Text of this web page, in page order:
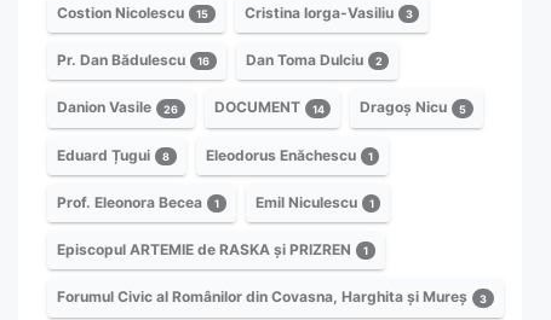
Costion Nicolescu 15 Cristina Iorga-Vasiliu 3
Pr. Dan Bădulescu 16 Dan Toma Dulciu 2
Danion Vasile 26 DOCUMENT 14 Dragoș Nicu 5
Eduard Țugui 8 Eleodorus Enăchescu 1
Prof. Eleonora Becea 1 Emil Niculescu 1
Episcopul ARTEMIE de RASKA și PRIZREN 1
Forumul Civic al Românilor din Covasna, Harghita și Mureș 3